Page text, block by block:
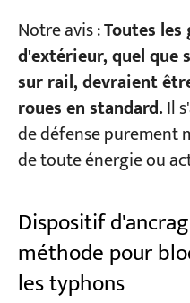
Notre avis :Toutes
d'extérieur, quel que
sur rail, devraient
roues en standard.Il
de défense purement
de toute énergie ou
Dispositif
méthode pour
les typhons